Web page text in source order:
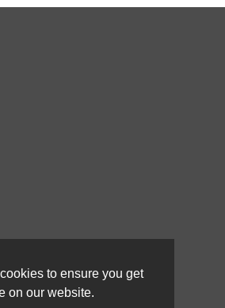
to ensure you get
on our website.